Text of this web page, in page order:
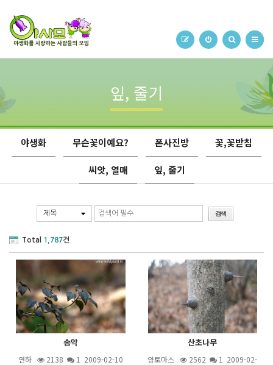
잎, 줄기
야생화 무슨꽃이예요? 폰사진방 꽃,꽃받침
씨앗, 열매 잎, 줄기
제목
Total 1,787건
송악
연하 2138 1 2009-02-10
산초나무
양토마스 2562 1 2009-02-